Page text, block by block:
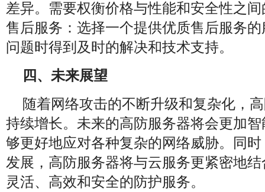
差异。需要权衡价格与性能和安全性之
售后服务：选择一个提供优质售后服务
问题时得到及时的解决和技术支持。
四、未来展望
随着网络攻击的不断升级和复杂化，
持续增长。未来的高防服务器将会更加
够更好地应对各种复杂的网络威胁。同时
发展，高防服务器将与云服务更紧密地
灵活、高效和安全的防护服务。